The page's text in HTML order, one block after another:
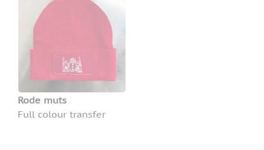
Rode muts
Full colour transfer